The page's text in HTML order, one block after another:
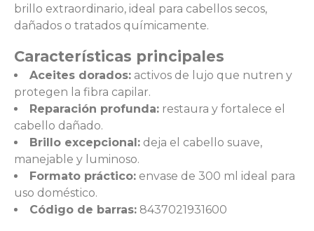
brillo extraordinario, ideal para cabellos secos,
dañados o tratados químicamente.
Características principales
Aceites dorados: activos de lujo que nutren y
protegen la fibra capilar.
Reparación profunda: restaura y fortalece el
cabello dañado.
Brillo excepcional: deja el cabello suave,
manejable y luminoso.
Formato práctico: envase de 300 ml ideal para
uso doméstico.
Código de barras: 8437021931600